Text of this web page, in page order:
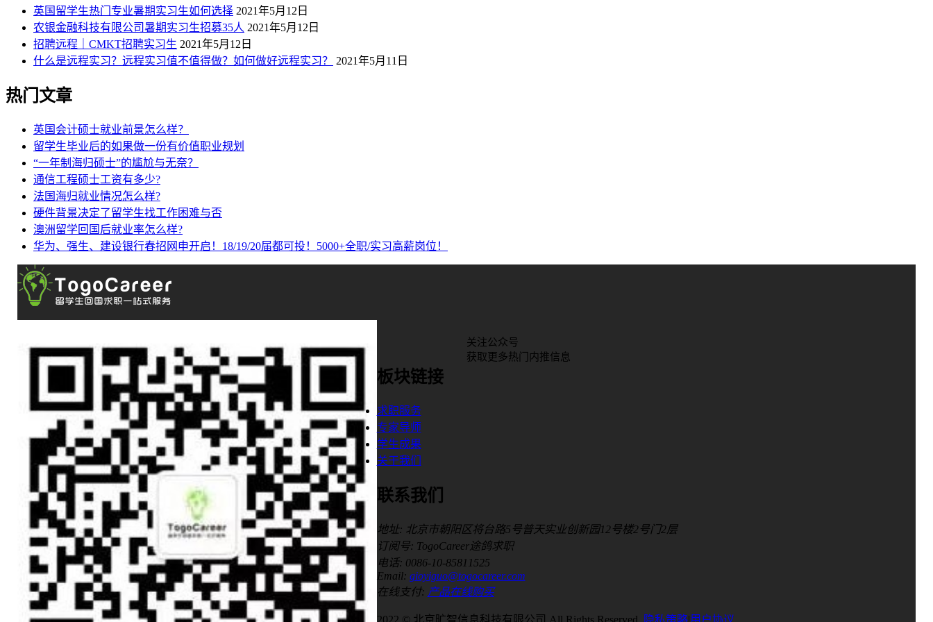
英国留学生热门专业暑期实习生如何选择 2021年5月12日
农银金融科技有限公司暑期实习生招募35人 2021年5月12日
招聘远程｜CMKT招聘实习生 2021年5月12日
什么是远程实习？远程实习值不值得做？如何做好远程实习？
2021年5月11日
热门文章
英国会计硕士就业前景怎么样？
留学生毕业后的如果做一份有价值职业规划
“一年制海归硕士”的尴尬与无奈？
通信工程硕士工资有多少?
法国海归就业情况怎么样?
硬件背景决定了留学生找工作困难与否
澳洲留学回国后就业率怎么样?
华为、强生、建设银行春招网申开启！18/19/20届都可投！5000+全职/实习高薪岗位！
关注公众号
获取更多热门内推信息
板块链接
求职服务
专家导师
学生成果
关于我们
联系我们
地址: 北京市朝阳区将台路5号普天实业创新园12号楼2号门2层
订阅号: TogoCareer途鸽求职
电话: 0086-10-85811525
Email: gioyiguo@togocareer.com
在线支付: 产品在线购买
2022 © 北京旷智信息科技有限公司 All Rights Reserved. 隐私策略|用户协议